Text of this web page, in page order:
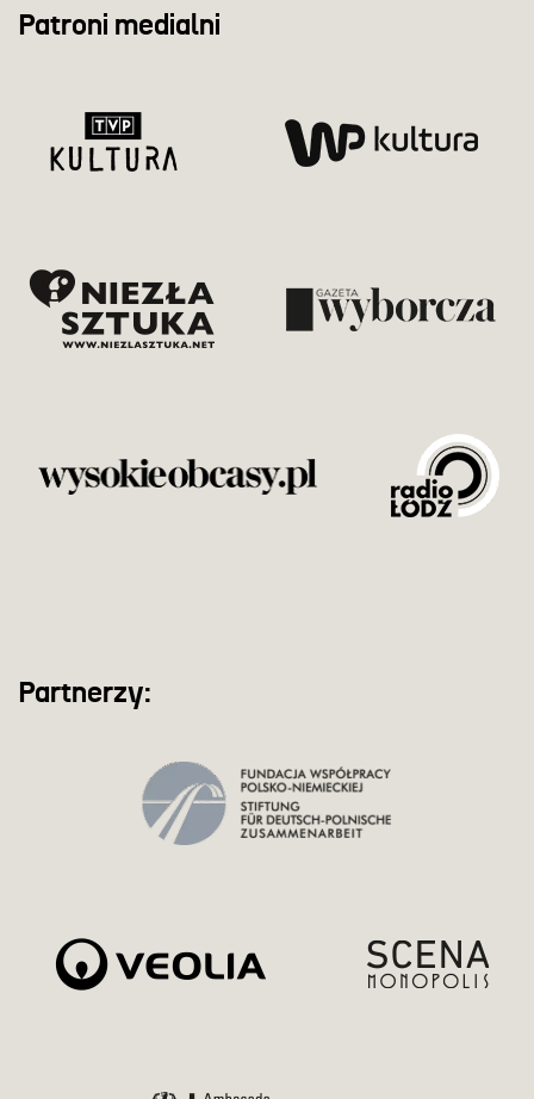
Patroni medialni
Partnerzy: